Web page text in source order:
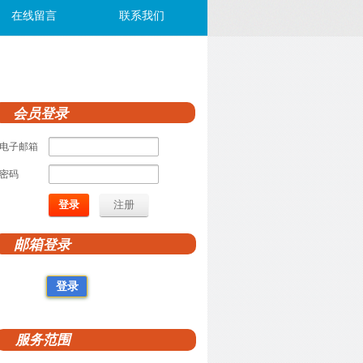
在线留言 联系我们
会员登录
电子邮箱
密码
登录 注册
邮箱登录
登录
服务范围